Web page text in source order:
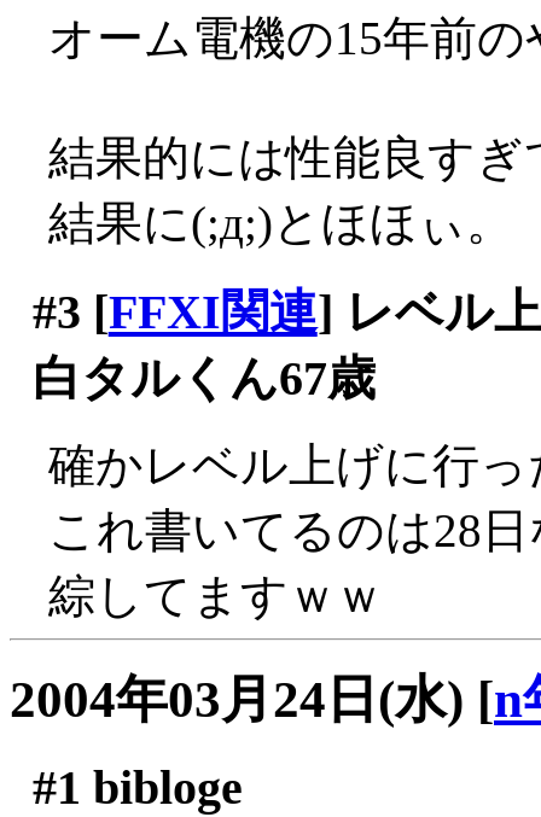
オーム電機の15年前
結果的には性能良す
結果に(;д;)とほほぃ。
#3 [FFXI関連] レベル
白タルくん67歳
確かレベル上げに行
これ書いてるのは28
綜してますｗｗ
2004年03月24日(水) [n
#1 bibloge